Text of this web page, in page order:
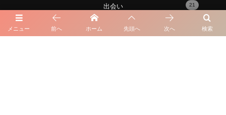
メニュー 検索
前へ ホーム 先頭へ 次へ
出会い 21
性の悩み